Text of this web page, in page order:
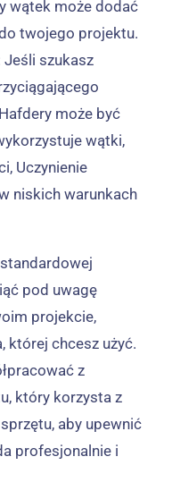
wątek może dodać
twojego projektu.
szukasz
może być
wątki,
Uczynienie
niskich warunkach
pod uwagę
projekcie,
której chcesz użyć.
z
który korzysta z
aby upewnić
profesjonalnie i